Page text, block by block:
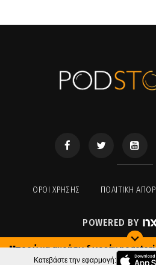
Μπορώ να ακούσω δωρεάν
Χρόνου;
ΟΡΟΙ ΧΡΉΣΗΣ ΠΟΛΙΤΙΚΉ
POWERED BY
Κατεβάστε την εφαρμογή: